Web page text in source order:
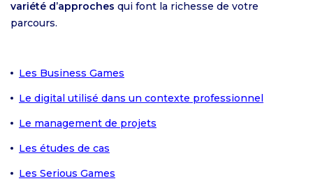
variété d’approches qui font la richesse de votre
parcours.
Les Business Games
Le digital utilisé dans un contexte professionnel
Le management de projets
Les études de cas
Les Serious Games